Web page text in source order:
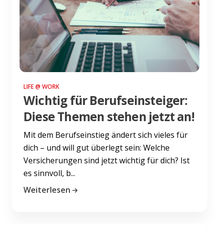
LIFE @ WORK
Wichtig für Berufseinsteiger:
Diese Themen stehen jetzt an!
Mit dem Berufseinstieg ändert sich vieles für
dich – und will gut überlegt sein: Welche
Versicherungen sind jetzt wichtig für dich? Ist
es sinnvoll, b...
Weiterlesen